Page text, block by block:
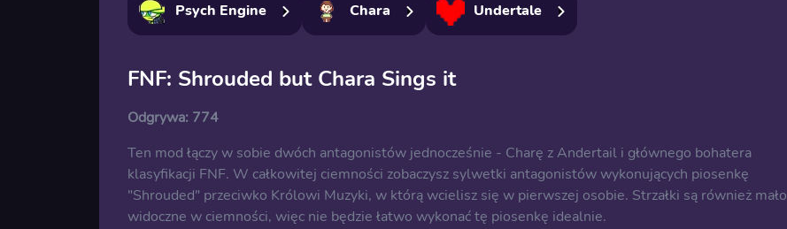
Psych Engine Chara Undertale
FNF: Shrouded but Chara Sings it
Odgrywa: 774
Ten mod łączy w sobie dwóch antagonistów jednocześnie - Charę z Andertail i głównego bohatera
klasyfikacji FNF. W całkowitej ciemności zobaczysz sylwetki antagonistów wykonujących piosenkę
"Shrouded" przeciwko Królowi Muzyki, w którą wcielisz się w pierwszej osobie. Strzałki są również mało
widoczne w ciemności, więc nie będzie łatwo wykonać tę piosenkę idealnie.